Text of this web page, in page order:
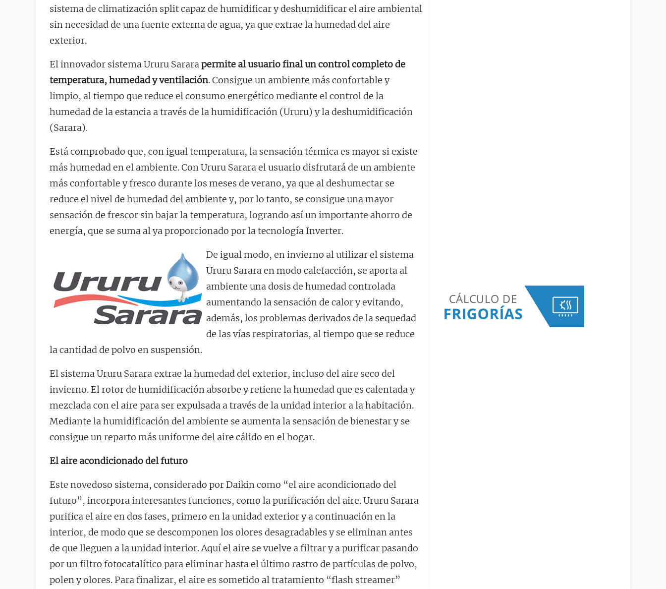
sistema de climatización split capaz de humidificar y deshumidificar el aire ambiental
sin necesidad de una fuente externa de agua, ya que extrae la humedad del aire
exterior.
El innovador sistema Ururu Sararapermite al usuario final un control completo de
temperatura, humedad y ventilación. Consigue un ambiente más confortable y
limpio, al tiempo que reduce el consumo energético mediante el control de la
humedad de la estancia a través de la humidificación (Ururu) y la deshumidificación
(Sarara).
Está comprobado que, con igual temperatura, la sensación térmica es mayor si existe
más humedad en el ambiente. Con Ururu Sarara el usuario disfrutará de un ambiente
más confortable y fresco durante los meses de verano, ya que al deshumectar se
reduce el nivel de humedad del ambiente y, por lo tanto, se consigue una mayor
sensación de frescor sin bajar la temperatura, logrando así un importante ahorro de
energía, que se suma al ya proporcionado por la tecnología Inverter.
De igual modo, en invierno al utilizar el sistema
Ururu Sarara en modo calefacción, se aporta al
ambiente una dosis de humedad controlada
aumentando la sensación de calor y evitando,
además, los problemas derivados de la sequedad
de las vías respiratorias, al tiempo que se reduce
la cantidad de polvo en suspensión.
El sistema Ururu Sarara extrae la humedad del exterior, incluso del aire seco del
invierno. El rotor de humidificación absorbe y retiene la humedad que es calentada y
mezclada con el aire para ser expulsada a través de la unidad interior a la habitación.
Mediante la humidificación del ambiente se aumenta la sensación de bienestar y se
consigue un reparto más uniforme del aire cálido en el hogar.
El aire acondicionado del futuro
Este novedoso sistema, considerado por Daikin como “el aire acondicionado del
futuro”, incorpora interesantes funciones, como la purificación del aire. Ururu Sarara
purifica el aire en dos fases, primero en la unidad exterior y a continuación en la
interior, de modo que se descomponen los olores desagradables y se eliminan antes
de que lleguen a la unidad interior. Aquí el aire se vuelve a filtrar y a purificar pasando
por un filtro fotocatalítico para eliminar hasta el último rastro de partículas de polvo,
polen y olores. Para finalizar, el aire es sometido al tratamiento “flash streamer”